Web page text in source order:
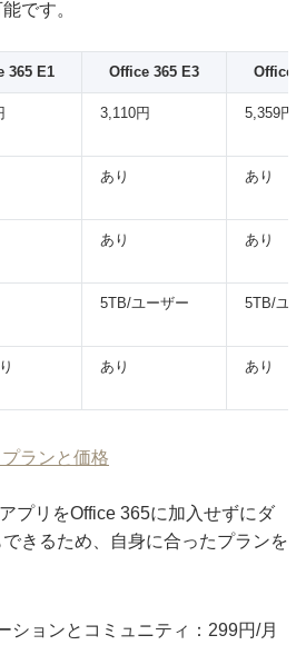
です。
365 E1 Office 365 E3 Office
3,110円 5,359円
あり あり
あり あり
5TB/ユーザー 5TB/ユ
あり あり
ランと価格
プリをOffice 365に加入せずにダ
きるため、自身に合ったプランを
ションとコミュニティ：299円/月